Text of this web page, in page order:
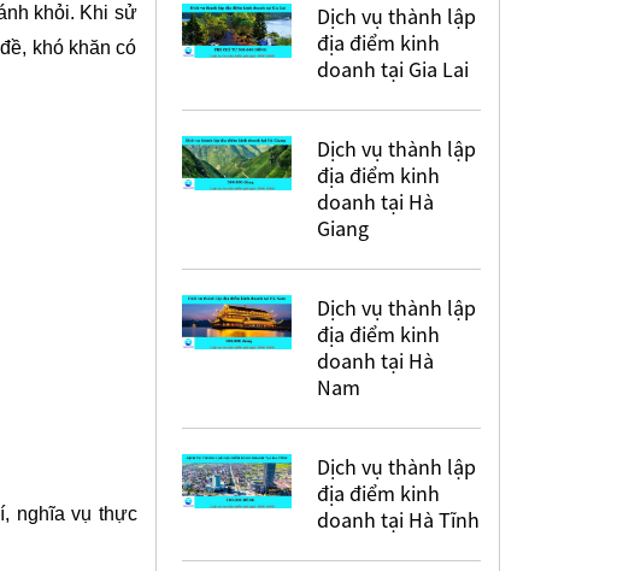
khỏi. Khi sử
khó khăn có
nghĩa vụ thực
Dịch vụ thành lập
địa điểm kinh
doanh tại Gia Lai
Dịch vụ thành lập
địa điểm kinh
doanh tại Hà
Giang
Dịch vụ thành lập
địa điểm kinh
doanh tại Hà
Nam
Dịch vụ thành lập
địa điểm kinh
doanh tại Hà Tĩnh